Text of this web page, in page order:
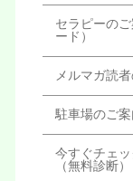
セラピーの
ード）
メルマガ読
駐車場のご案
今すぐチェ
（無料診断）